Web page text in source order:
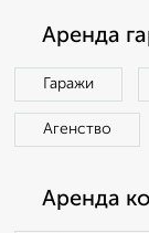
Аренда
Гаражи
Агенство
Аренда